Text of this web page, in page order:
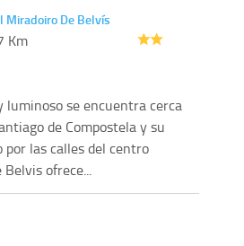
Miradoiro De Belvís
Km
se encuentra cerca
de Compostela y su
por las calles del centro
ofrece...